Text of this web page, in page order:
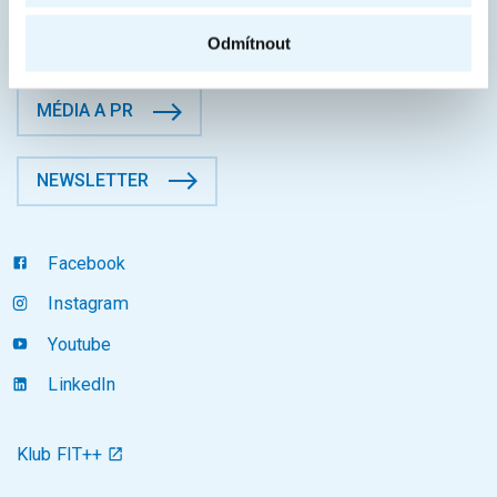
Odmítnout
MÉDIA A PR
NEWSLETTER
Facebook
Instagram
Youtube
LinkedIn
Klub FIT++